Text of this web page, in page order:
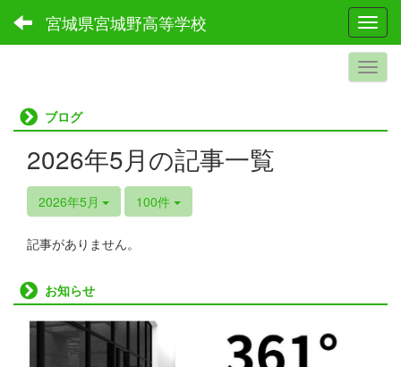
宮城県宮城野高等学校
ブログ
2026年5月の記事一覧
2026年5月 100件
記事がありません。
お知らせ